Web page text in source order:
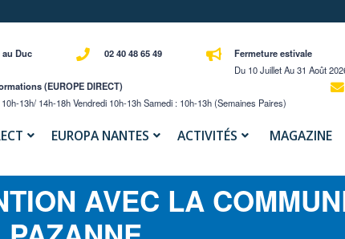
Duc
02 40 48 65 49
Fermeture estivale
Du 10 Juillet Au 31 Août
(EUROPE DIRECT)
13h/ 14h-18h Vendredi 10h-13h Samedi : 10h-13h (semaines Paires)
EUROPA NANTES ACTIVITÉS MAGAZINE
AVEC LA